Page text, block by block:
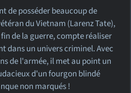
de posséder beaucoup de
du Vietnam (Larenz Tate),
de la guerre, compte réaliser
dans un univers criminel. Avec
de l'armée, il met au point un
d'un fourgon blindé
non marqués !